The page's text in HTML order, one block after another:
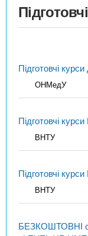
Підготовчі
ОНМедУ
Підготовчі
ВНТУ
Підготовчі
ВНТУ
БЕЗКОШТОВНІ